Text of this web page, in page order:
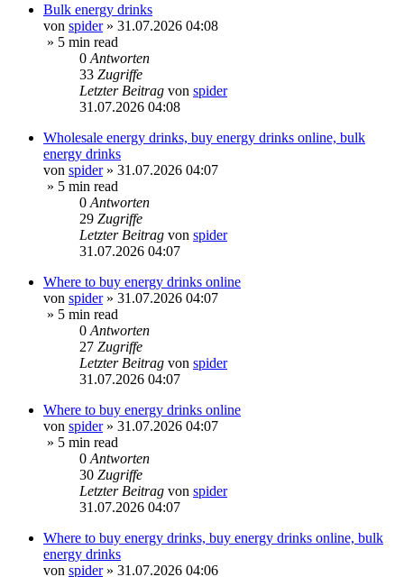
Bulk energy drinks
von spider» 31.07.2026 04:08
» 5 min read
0 Antworten
33 Zugriffe
Letzter Beitrag von spider
31.07.2026 04:08
Wholesale energy drinks, buy energy drinks online, bulk
energy drinks
von spider» 31.07.2026 04:07
» 5 min read
0 Antworten
29 Zugriffe
Letzter Beitrag von spider
31.07.2026 04:07
Where to buy energy drinks online
von spider» 31.07.2026 04:07
» 5 min read
0 Antworten
27 Zugriffe
Letzter Beitrag von spider
31.07.2026 04:07
Where to buy energy drinks online
von spider» 31.07.2026 04:07
» 5 min read
0 Antworten
30 Zugriffe
Letzter Beitrag von spider
31.07.2026 04:07
Where to buy energy drinks, buy energy drinks online, bulk
energy drinks
von spider» 31.07.2026 04:06